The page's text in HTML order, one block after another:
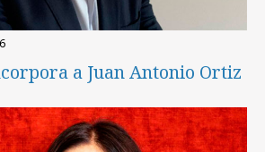
a Juan Antonio Ortiz